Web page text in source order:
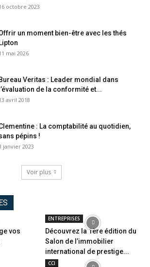
octobre 2023
un moment bien-être avec les thés
Lipton
mai 2026
Bureau Veritas : Leader mondial dans
l’évaluation de la conformité et...
avril 2018
: La comptabilité au quotidien,
pépins !
janvier 2023
Voir plus
vos
ENTREPRISES
Découvrez la 1ère édition du
Salon de l’immobilier
international de prestige...
CCI